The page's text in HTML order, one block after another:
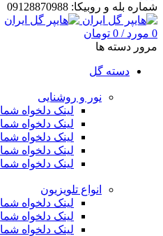
شماره بله و روبیکا: 09128870988
0 مورد /
0 تومان
مرور دسته ها
دسته گل
نور و روشنایی
لینک دلخواه شما
لینک دلخواه شما
لینک دلخواه شما
لینک دلخواه شما
لینک دلخواه شما
انواع تلویزیون
لینک دلخواه شما
لینک دلخواه شما
لینک دلخواه شما